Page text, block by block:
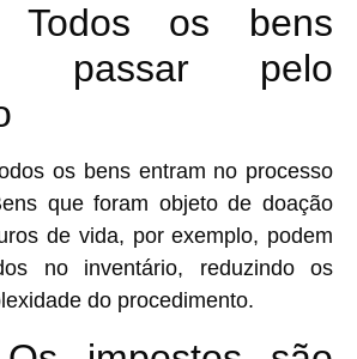
os bens
passar pelo
os bens entram no processo
que foram objeto de doação
de vida, por exemplo, podem
no inventário, reduzindo os
do procedimento.